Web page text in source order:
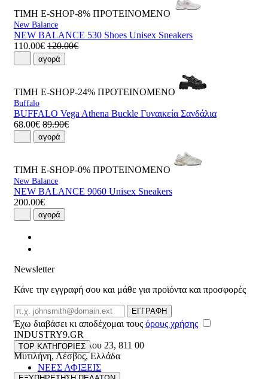
ΤΙΜΗ E-SHOP-8% ΠΡΟΤΕΙΝΟΜΕΝΟ
New Balance
NEW BALANCE 530 Shoes Unisex Sneakers
110.00€ 120.00€
αγορά
ΤΙΜΗ E-SHOP-24% ΠΡΟΤΕΙΝΟΜΕΝΟ
Buffalo
BUFFALO Vega Athena Buckle Γυναικεία Σανδάλια
68.00€ 89.90€
αγορά
ΤΙΜΗ E-SHOP-0% ΠΡΟΤΕΙΝΟΜΕΝΟ
New Balance
NEW BALANCE 9060 Unisex Sneakers
200.00€
αγορά
Newsletter
Κάνε την εγγραφή σου και μάθε για προϊόντα και προσφορές
Email
ΕΓΓΡΑΦΗ
Έχω διαβάσει κι αποδέχομαι τους όρους χρήσης
INDUSTRY9.GR
Ελευθέριου Βενιζέλου 23, 811 00
Μυτιλήνη,Λέσβος,Ελλάδα
22510 55629
TOP ΚΑΤΗΓΟΡΙΕΣ
ΝΕΕΣ ΑΦΙΞΕΙΣ